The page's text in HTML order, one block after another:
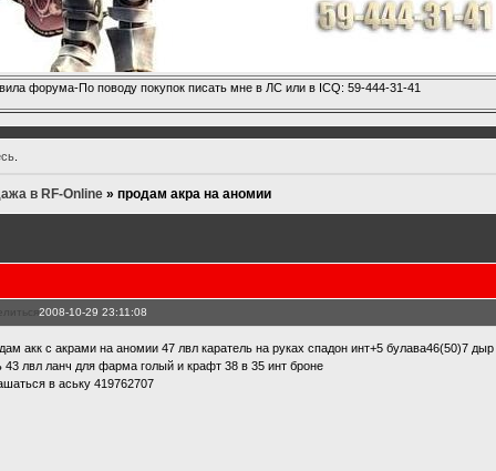
форума-По поводу покупок писать мне в ЛС или в ICQ: 59-444-31-41
.
в RF-Online »продам акра на аномии
2008-10-29 23:11:08
акк с акрами на аномии 47 лвл каратель на руках спадон инт+5 булава46(50)7 дыр
43 лвл ланч для фарма голый и крафт 38 в 35 инт броне
в аську 419762707